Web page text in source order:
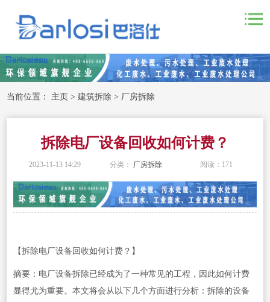
当前位置： 主页 >建筑拆除 > 厂房拆除
拆除电厂设备回收如何计费？
2023-11-13 14:29 分类： 厂房拆除 阅读： 171
【拆除电厂设备回收如何计费？】
摘要：电厂设备拆除已经成为了一种常见的工程，因此如何计费
显得尤为重要。本文将会从以下几个方面进行分析：拆除的设备